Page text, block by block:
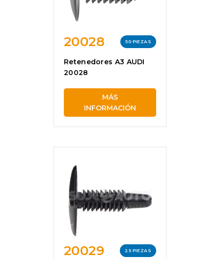
20028 50 PIEZAS
Retenedores A3 AUDI
20028
MÁS
INFORMACIÓN
20029 25 PIEZAS